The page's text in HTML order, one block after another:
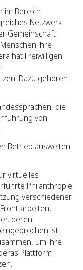
im Bereich
Netzwerk
Gemeinschaft
ihre
hat Freiwilligen
Dazu gehören
die
von
Betrieb ausweiten
virtuelles
Philanthropie
verschiedener
arbeiten,
deren
ist.
um ihre
Plattform